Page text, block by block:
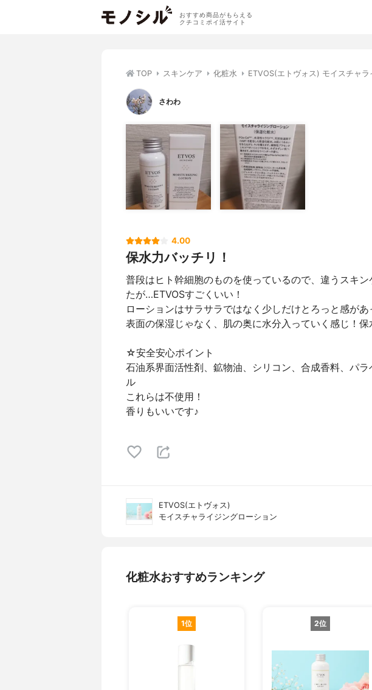
おすすめ商品がもらえる
クチコミポイ活サイト
TOP スキンケア 化粧水 ETVOS(エトヴォス) モイスチャ
さわわ
4.00
保水力バッチリ！
普段はヒト幹細胞のものを使っているので、違うスキ
たが…ETVOSすごくいい！
ローションはサラサラではなく少しだけとろっと感が
表面の保湿じゃなく、肌の奥に水分入っていく感じ！保
☆安全安心ポイント
石油系界面活性剤、鉱物油、シリコン、合成香料、パ
ル
これらは不使用！
香りもいいです♪
ETVOS(エトヴォス)
モイスチャライジングローション
化粧水おすすめランキング
1位 2位